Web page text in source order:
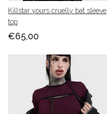
Killstar yours cruelly bat sleeve
top
€65,00